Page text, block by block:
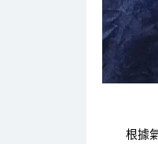
根據氣